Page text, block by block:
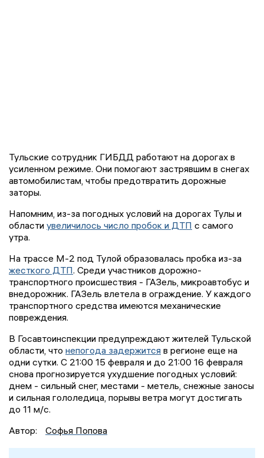
Тульские сотрудник ГИБДД работают на дорогах в
усиленном режиме. Они помогают застрявшим в снегах
автомобилистам, чтобы предотвратить дорожные
заторы.
Напомним, из-за погодных условий на дорогах Тулы и
области увеличилось число пробок и ДТП с самого
утра.
На трассе М-2 под Тулой образовалась пробка из-за
жесткого ДТП. Среди участников дорожно-
транспортного происшествия - ГАЗель, микроавтобус и
внедорожник. ГАЗель влетела в ограждение. У каждого
транспортного средства имеются механические
повреждения.
В Госавтоинспекции предупреждают жителей Тульской
области, что непогода задержится в регионе еще на
одни сутки. С 21:00 15 февраля и до 21:00 16 февраля
снова прогнозируется ухудшение погодных условий:
днем - сильный снег, местами - метель, снежные заносы
и сильная гололедица, порывы ветра могут достигать
до 11 м/с.
Автор:
Софья Попова